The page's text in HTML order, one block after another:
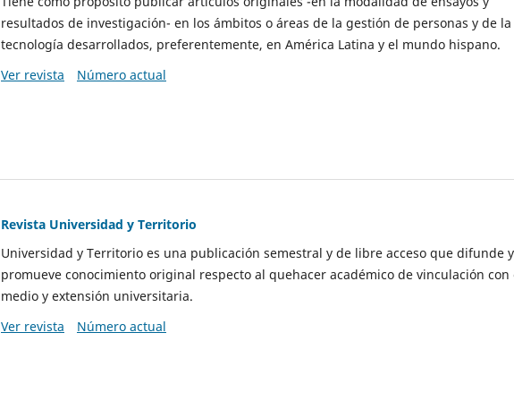
resultados de investigación- en los ámbitos o áreas de la gestión de personas y de la
tecnología desarrollados, preferentemente, en América Latina y el mundo hispano.
Ver revista
Número actual
Revista Universidad y Territorio
Universidad y Territorio es una publicación semestral y de libre acceso que difunde y
promueve conocimiento original respecto al quehacer académico de vinculación con
medio y extensión universitaria.
Ver revista
Número actual